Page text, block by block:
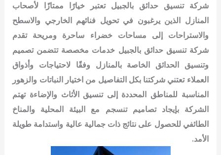
شركة تنسيق حدائق بالجبيل تعتبر خيارًا ممتازًا لأصحاب
المنازل الذين يرغبون في تحويل فنائهم الخارجي والاسطح
والاستراحات إلى مساحات خضراء ساحرة ومريحةتقدم
شركة تنسيق حدائق بالجبيل خدمات مخصصة تتضمن تصميم
وتنسيق الحدائق الخاصة بالمنازل وفقًا لاحتياجات وأذواق
العملاءتعتني شركتنا بكل التفاصيل من اختيار النباتات والزهور
المناسبة للمناطق المحددة إلى تنسيق الأثاث والإضاءةتهتم
الشركة بإيجاد تصاميم تنسجم مع البيئة المحلية والمناخ
الطائفي للحصول على نتائج ذات جمالية عالية واستدامة طويلة
الأمد.